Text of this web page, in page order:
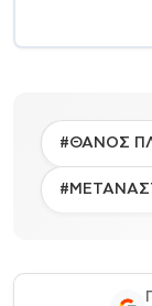
#ΘΑΝΟΣ